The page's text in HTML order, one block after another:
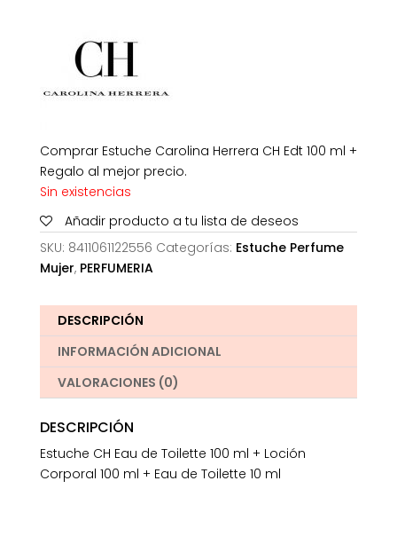
141,50€.
Comprar Estuche Carolina Herrera CH Edt 100 ml +
Regalo al mejor precio.
Sin existencias
Añadir producto a tu lista de deseos
SKU: 8411061122556 Categorías: Estuche Perfume
Mujer, PERFUMERIA
DESCRIPCIÓN
INFORMACIÓN ADICIONAL
VALORACIONES (0)
DESCRIPCIÓN
Estuche CH Eau de Toilette 100 ml + Loción
Corporal 100 ml + Eau de Toilette 10 ml